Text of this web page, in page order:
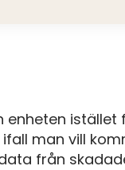
enheten
man vill
från